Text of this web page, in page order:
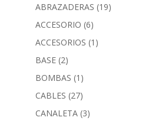
ABRAZADERAS (19)
ACCESORIO (6)
ACCESORIOS (1)
BASE (2)
BOMBAS (1)
CABLES (27)
CANALETA (3)